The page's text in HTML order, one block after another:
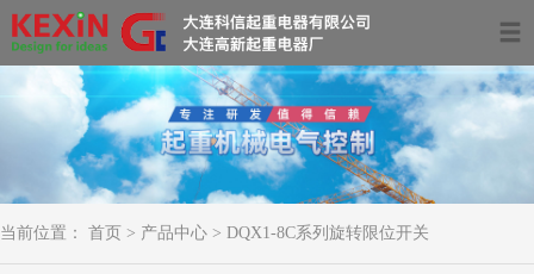
首页
关于我们
产品中心
服务领域及案例
当前位置： 首页 > 产品中心 > DQX1-8C系列旋转限位开关